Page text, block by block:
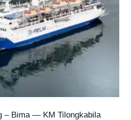
– Bima — KM Tilongkabila